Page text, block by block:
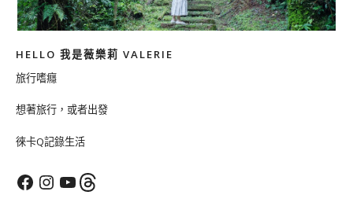
HELLO 我是薇樂莉 VALERIE
旅行嗜癮
想著旅行，或者出發
徠卡Q記錄生活
FacebookInstagram
YouTubeThreads